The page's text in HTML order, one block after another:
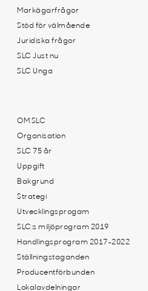
Markägarfrågor
Stöd för välmående
Juridiska frågor
SLC Just nu
SLC Unga
OM SLC
Organisation
SLC 75 år
Uppgift
Bakgrund
Strategi
Utvecklingsprogam
SLC:s miljöprogram 2019
Handlingsprogram 2017-2022
Ställningstaganden
Producentförbunden
Lokalavdelningar